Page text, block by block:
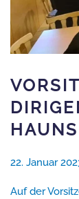
22. Januar
Auf der